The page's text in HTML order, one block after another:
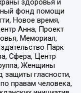
здоровья и
фонд помощи
Новое время,
Анна, Проект
Мемориал,
Парк
Сфера, Центр
Женщины
защиты гласности,
правам человека,